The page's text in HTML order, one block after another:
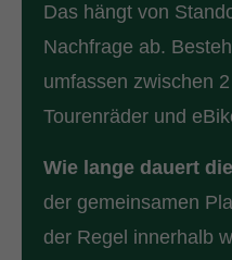
Das hängt von
Nachfrage ab.
umfassen zwischen
Tourenräder und
Wie lange dauert
der gemeinsamen
der Regel innerhalb